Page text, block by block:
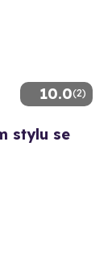
10.0(2)
stylu se